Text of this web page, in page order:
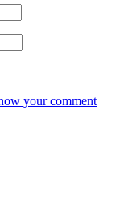
your comment